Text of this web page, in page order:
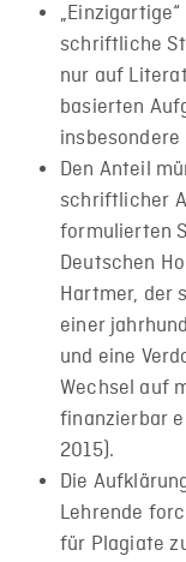
schriftliche
nur auf
basierten
Den Anteil
schriftlicher
formulierten
Deutschen
Hartmer, der
einer
und eine
Wechsel auf
finanzierbar
2015).
Die
Lehrende
für Plagiate